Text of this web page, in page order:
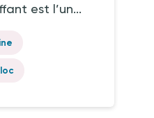
est l’un...